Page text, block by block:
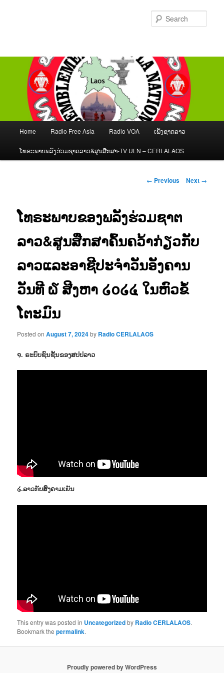
Home Radio Free Asia Radio VOA ເພັງຊາດລາວ
ໂທຣະພາບພລັງຮ່ວມຊາດລາວ&ສູນສືກສາ-TV ULN – CERLALAOS
Post
← Previous Next →
ໂທຣະພາບຂອງພລັງຮ່ວມຊາຕ
ລາວ&ສູນສືກສາຄົ້ນຄວ້າກ່ຽວກັບ
ລາວແລະອາຊີປະຈຳວັນອັງຄານ
ວັນທີ ໖ ສີງຫາ ໒໐໒໔ ໃນຫົວຂໍ້
ໂຕະມົນ
Posted onAugust 7, 2024by Radio CERLALAOS
໑. ຣະບົບຊົນຊັ້ນຂອງສປປລາວ
໒.ລາວກັບສົງຄາມເຍັນ
This entry was posted in Uncategorizedby Radio CERLALAOS.
Bookmark thepermalink.
Proudly powered by WordPress